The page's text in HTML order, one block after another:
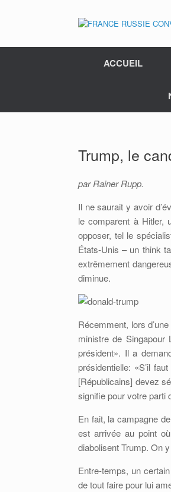
ACCUEIL
Trump, le
par Rainer Rupp.
Il ne saurait y avoir
le comparent à Hitler,
opposer, tel le
États-Unis – un think
extrêmement
diminue.
Récemment, lors
ministre de
président». Il a
présidentielle: «S’il
[Républicains] devez
signifie pour votre parti
En fait, la campagne
est arrivée au point
diabolisent Trump. On
Entre-temps, un
de tout faire pour lui